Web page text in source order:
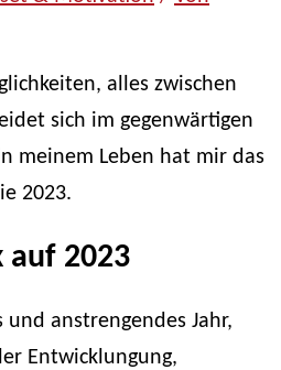
alles zwischen
sich im gegenwärtigen
meinem Leben hat mir das
2023.
auf 2023
anstrengendes Jahr,
Entwicklungung,